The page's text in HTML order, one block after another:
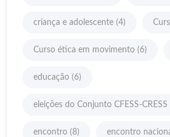
criança e adolescente (4)
Curso ética em movimento (6)
educação (6)
eleições do Conjunto CFESS-CRESS
encontro (8) encontro